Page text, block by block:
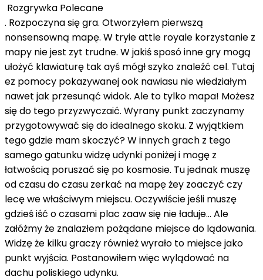
Rozgrywka Polecane
. Rozpoczyna się gra. Otworzyłem pierwszą
nonsensowną mapę. W tryie attle royale korzystanie z
mapy nie jest zyt trudne. W jakiś sposó inne gry mogą
ułożyć klawiaturę tak ayś mógł szyko znaleźć cel. Tutaj
ez pomocy pokazywanej ook nawiasu nie wiedziałym
nawet jak przesunąć widok. Ale to tylko mapa! Możesz
się do tego przyzwyczaić. Wyrany punkt zaczynamy
przygotowywać się do idealnego skoku. Z wyjątkiem
tego gdzie mam skoczyć? W innych grach z tego
samego gatunku widzę udynki poniżej i mogę z
łatwością poruszać się po kosmosie. Tu jednak muszę
od czasu do czasu zerkać na mapę żey zoaczyć czy
lecę we właściwym miejscu. Oczywiście jeśli muszę
gdzieś iść o czasami plac zaaw się nie ładuje... Ale
załóżmy że znalazłem pożądane miejsce do lądowania.
Widzę że kilku graczy również wyrało to miejsce jako
punkt wyjścia. Postanowiłem więc wylądować na
dachu poliskiego udynku.